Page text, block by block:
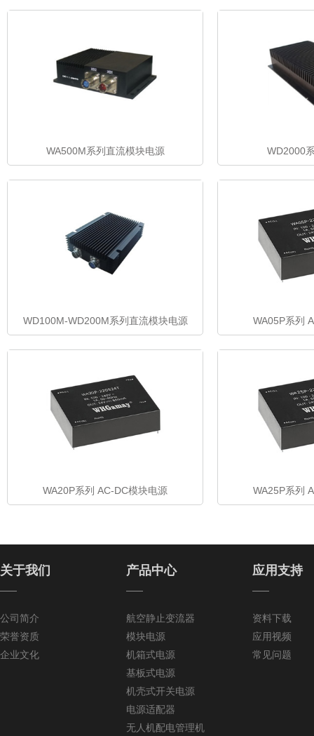
WA500M系列直流模块电源 WD2000
WD100M-WD200M系列直流模块电源 WA05P系列
WA20P系列 AC-DC模块电源 WA25P系列
关于我们
——
公司简介
荣誉资质
企业文化
产品中心
——
航空静止变流器
模块电源
机箱式电源
基板式电源
机壳式开关电源
电源适配器
无人机配电管理机
应用支持
——
资料下载
应用视频
常见问题